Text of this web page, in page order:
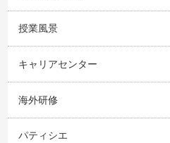
授業風景
キャリアセンター
海外研修
パティシエ